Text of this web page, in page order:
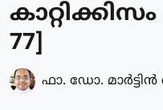
77]
ഫാ. ഡോ.